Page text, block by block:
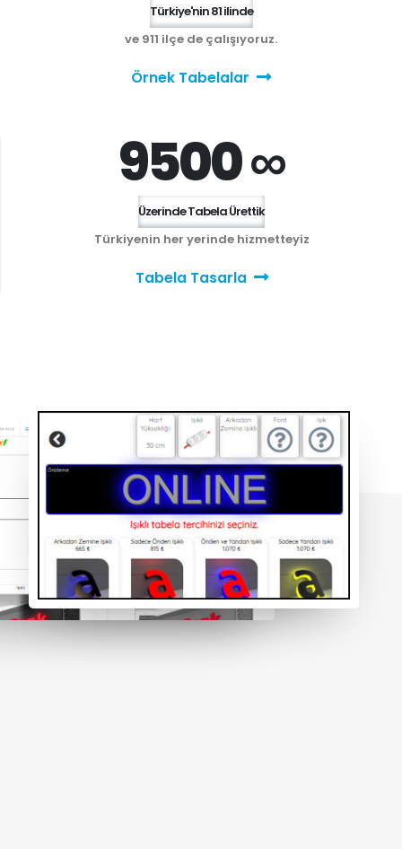
Türkiye'nin 81 ilinde
ve 911 ilçe de çalışıyoruz.
Örnek Tabelalar
9500 ∞
Üzerinde Tabela Ürettik
Türkiyenin her yerinde hizmetteyiz
Tabela Tasarla